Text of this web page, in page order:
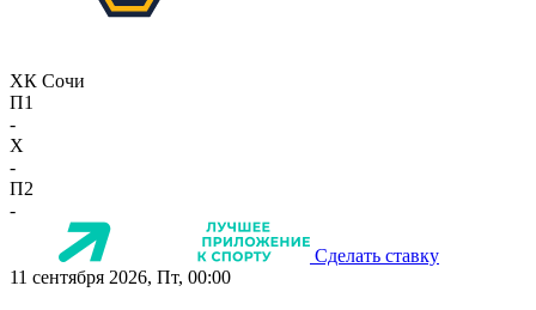
ХК Сочи
П1
-
X
-
П2
-
Сделать ставку
11 сентября 2026, Пт, 00:00